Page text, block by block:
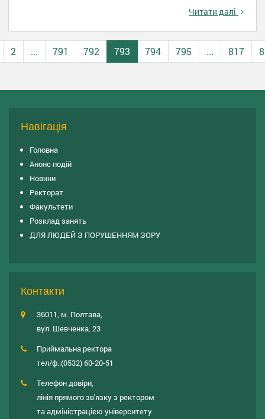
Читати далі
2 ... 791 792 793 794 795 ... 817
Навігація
Головна
Анонс подій
Новини
Ректорат
Факультети
Розклад занять
ДЛЯ ЛЮДЕЙ З ПОРУШЕННЯМ ЗОРУ
Контакти
36011, м. Полтава,
вул. Шевченка, 23
Приймальна ректора
тел/ф.:(0532) 60-20-51
Телефон довіри,
лінія прямого зв'язку з ректором
та адміністрацією університету